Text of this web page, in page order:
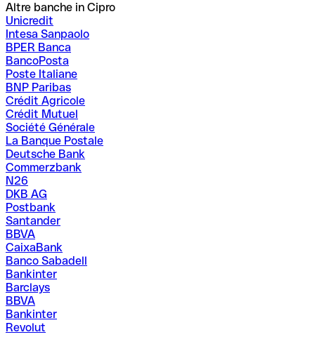
Altre banche in Cipro
Unicredit
Intesa Sanpaolo
BPER Banca
BancoPosta
Poste Italiane
BNP Paribas
Crédit Agricole
Crédit Mutuel
Société Générale
La Banque Postale
Deutsche Bank
Commerzbank
N26
DKB AG
Postbank
Santander
BBVA
CaixaBank
Banco Sabadell
Bankinter
Barclays
BBVA
Bankinter
Revolut